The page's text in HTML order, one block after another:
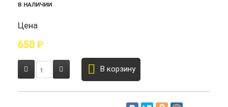
В НАЛИЧИИ
Цена
650 ₽
В корзину